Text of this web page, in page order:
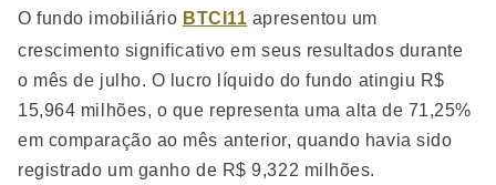
O fundo imobiliário BTCI11 apresentou um
crescimento significativo em seus resultados durante
o mês de julho. O lucro líquido do fundo atingiu R$
15,964 milhões, o que representa uma alta de 71,25%
em comparação ao mês anterior, quando havia sido
registrado um ganho de R$ 9,322 milhões.